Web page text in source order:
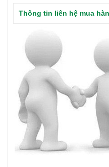
Thông tin liên hệ mua